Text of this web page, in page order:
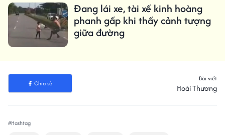
Đang lái xe, tài xế kinh hoàng
phanh gấp khi thấy cảnh tượng
giữa đường
Chia sẻ
Bài viết
Hoài Thương
#Hashtag